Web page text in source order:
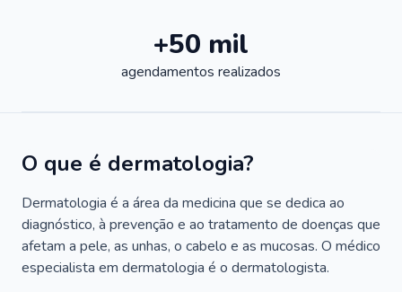
+50 mil
agendamentos realizados
O que é dermatologia?
Dermatologia é a área da medicina que se dedica ao
diagnóstico, à prevenção e ao tratamento de doenças que
afetam a pele, as unhas, o cabelo e as mucosas. O médico
especialista em dermatologia é o dermatologista.